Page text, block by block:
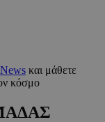
και μάθετε
κόσμο